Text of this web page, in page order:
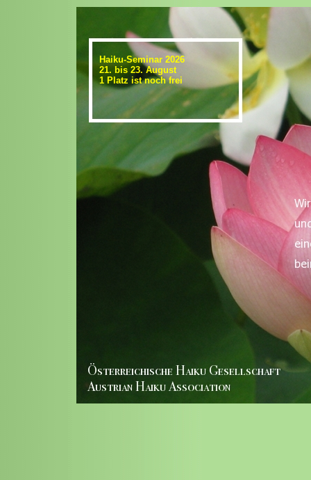
Haiku-Seminar 2026
21. bis 23. August
1 Platz ist noch frei